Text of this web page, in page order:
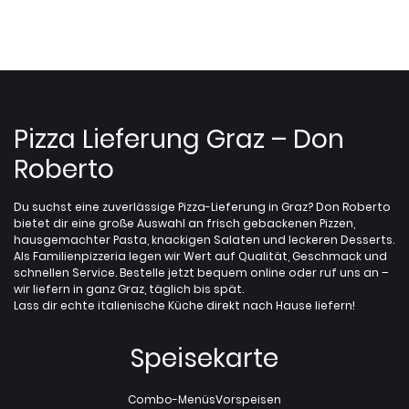
Pizza Lieferung Graz – Don
Roberto
Du suchst eine zuverlässige Pizza-Lieferung in Graz? Don Roberto
bietet dir eine große Auswahl an frisch gebackenen Pizzen,
hausgemachter Pasta, knackigen Salaten und leckeren Desserts.
Als Familienpizzeria legen wir Wert auf Qualität, Geschmack und
schnellen Service. Bestelle jetzt bequem online oder ruf uns an –
wir liefern in ganz Graz, täglich bis spät.
Lass dir echte italienische Küche direkt nach Hause liefern!
Speisekarte
Combo-MenüsVorspeisen